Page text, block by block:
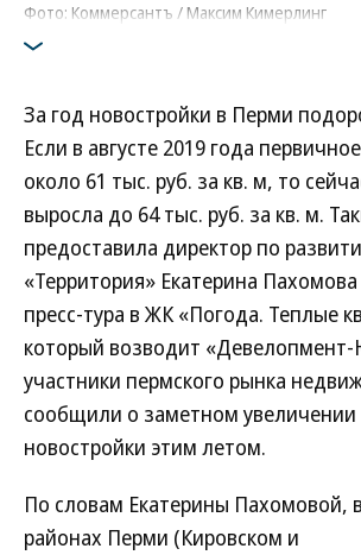
Фото: Коммерсантъ / Максим Кимерлинг
За год новостройки в Перми
Если в августе 2019 года
около 61 тыс. руб. за кв. м, то
выросла до 64 тыс. руб. за кв. м.
предоставила директор по
«Территория» Екатерина
пресс-тура в ЖК «Погода. Теплые
который возводит
участники пермского рынка
сообщили о заметном увеличении
новостройки этим летом.
По словам Екатерины Пахомовой,
районах Перми (Кировском и